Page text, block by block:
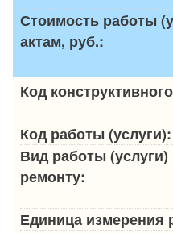
Стоимость работы
актам, руб.:
Код
Код работы (услуги):
Вид работы
ремонту:
Единица измерения